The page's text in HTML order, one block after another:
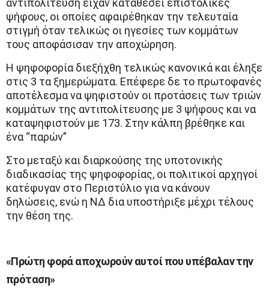
αντιπολίτευση είχαν καταθέσει επιστολικές
ψήφους, οι οποίες αφαιρέθηκαν την τελευταία
στιγμή όταν τελικώς οι ηγεσίες των κομμάτων
τους αποφάσισαν την αποχώρηση.
Η ψηφοφορία διεξήχθη τελικώς κανονικά και έληξε
στις 3 τα ξημερώματα. Επέφερε δε το πρωτοφανές
αποτέλεσμα να ψηφιστούν οι προτάσεις των τριών
κομμάτων της αντιπολίτευσης με 3 ψήφους και να
καταψηφιστούν με 173. Στην κάλπη βρέθηκε και
ένα “παρών”
Στο μεταξύ και διαρκούσης της υποτονικής
διαδικασίας της ψηφοφορίας, οι πολιτικοί αρχηγοί
κατέφυγαν στο Περιστύλιο για να κάνουν
δηλώσεις, ενώ η ΝΔ δια υποστήριξε μέχρι τέλους
την θέση της.
«Πρώτη φορά αποχωρούν αυτοί που υπέβαλαν την
πρόταση»